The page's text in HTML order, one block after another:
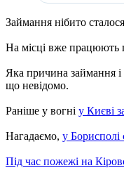
Займання нібито
На місці вже
Яка причина займання
що невідомо.
Раніше у вогні у Києві
Нагадаємо, у
Під час пожежі на